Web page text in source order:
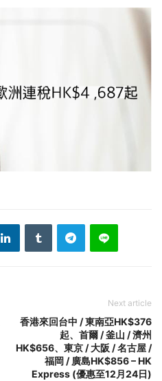
Next article
香港來回台中 / 東南亞HK$376
起、首爾 / 釜山 / 濟州
HK$656、東京 / 大阪 / 名古屋 /
福岡 / 廣島HK$856 – HK
Express (優惠至12月24日)